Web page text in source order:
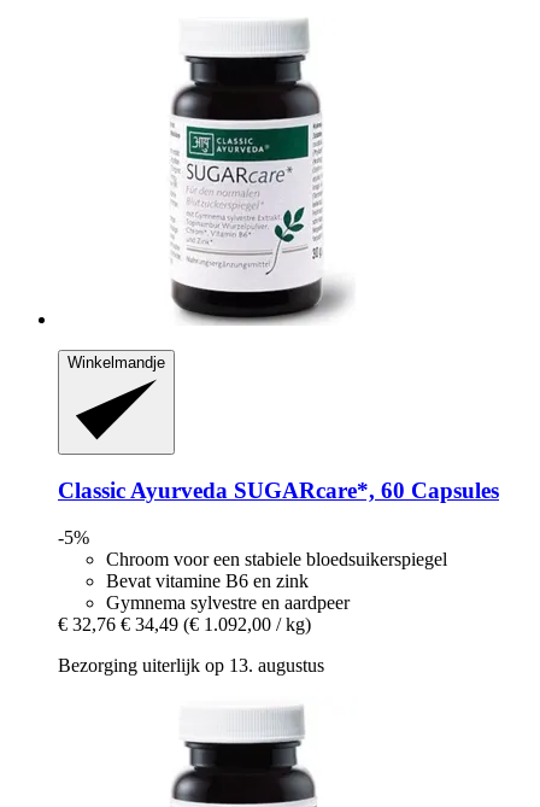
Winkelmandje
Classic Ayurveda SUGARcare*, 60 Capsules
-5%
Chroom voor een stabiele bloedsuikerspiegel
Bevat vitamine B6 en zink
Gymnema sylvestre en aardpeer
€ 32,76 € 34,49 (€ 1.092,00 / kg)
Bezorging uiterlijk op 13. augustus